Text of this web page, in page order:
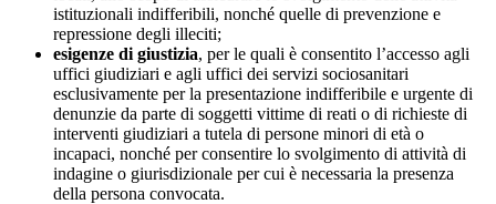
istituzionali indifferibili, nonché quelle di prevenzione e
repressione degli illeciti;
esigenze di giustizia, per le quali è consentito l’accesso agli
uffici giudiziari e agli uffici dei servizi sociosanitari
esclusivamente per la presentazione indifferibile e urgente di
denunzie da parte di soggetti vittime di reati o di richieste di
interventi giudiziari a tutela di persone minori di età o
incapaci, nonché per consentire lo svolgimento di attività di
indagine o giurisdizionale per cui è necessaria la presenza
della persona convocata.